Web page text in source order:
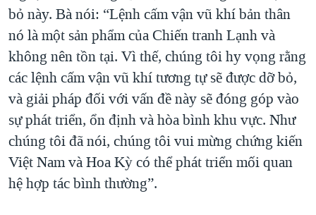
bỏ này. Bà nói: “Lệnh cấm vận vũ khí bản thân
nó là một sản phẩm của Chiến tranh Lạnh và
không nên tồn tại. Vì thế, chúng tôi hy vọng rằng
các lệnh cấm vận vũ khí tương tự sẽ được dỡ bỏ,
và giải pháp đối với vấn đề này sẽ đóng góp vào
sự phát triển, ổn định và hòa bình khu vực. Như
chúng tôi đã nói, chúng tôi vui mừng chứng kiến
Việt Nam và Hoa Kỳ có thể phát triển mối quan
hệ hợp tác bình thường”.